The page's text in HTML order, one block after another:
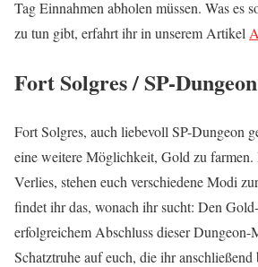
Tag Einnahmen abholen müssen. Was es
zu tun gibt, erfahrt ihr in unserem Artikel
Fort Solgres / SP-Dungeon
Fort Solgres, auch liebevoll SP-Dungeon
eine weitere Möglichkeit, Gold zu farmen.
Verlies, stehen euch verschiedene Modi
findet ihr das, wonach ihr sucht: Den
erfolgreichem Abschluss dieser Dungeon-
Schatztruhe auf euch, die ihr